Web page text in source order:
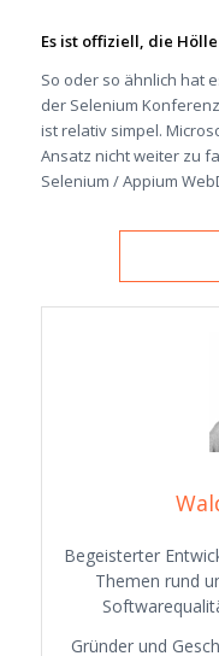
Es ist offiziell, die
So oder so ähnlich hat
der Selenium
ist relativ simpel.
Ansatz nicht weiter zu
Selenium / Appium
Begeisterter
Themen rund
Gründer und